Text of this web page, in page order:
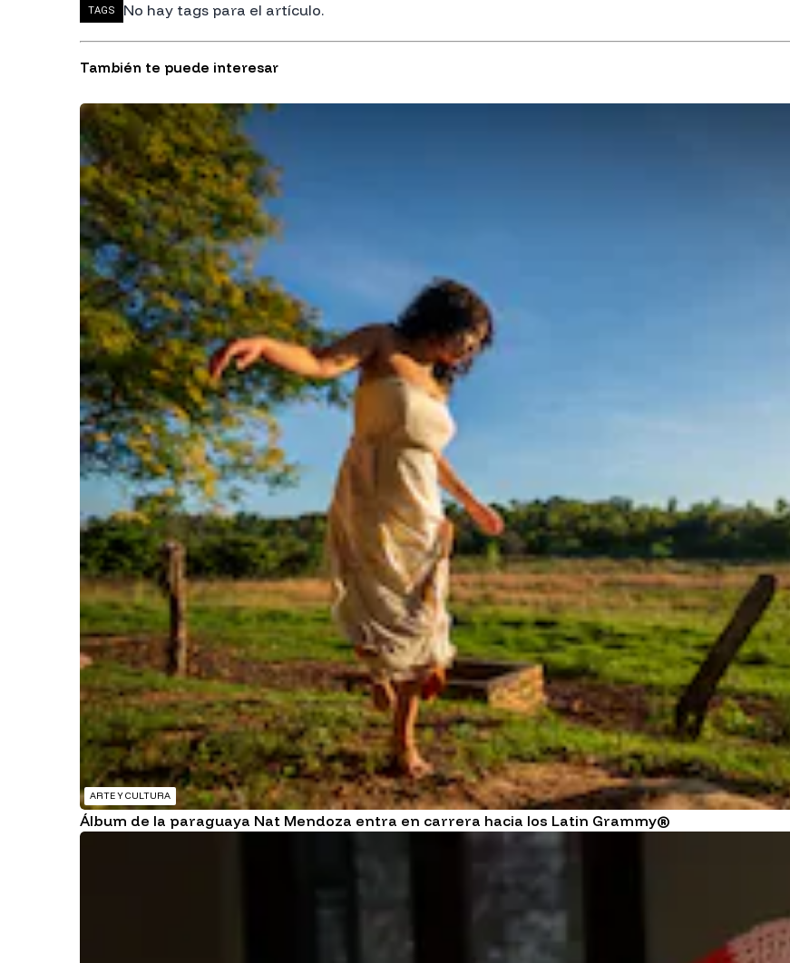
TAGS No hay tags para el artículo.
También te puede interesar
ARTE Y CULTURA
Álbum de la paraguaya Nat Mendoza entra en carrera hacia los Latin Grammy®